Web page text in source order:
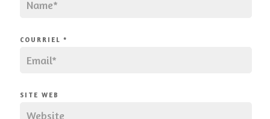
COURRIEL *
SITE WEB